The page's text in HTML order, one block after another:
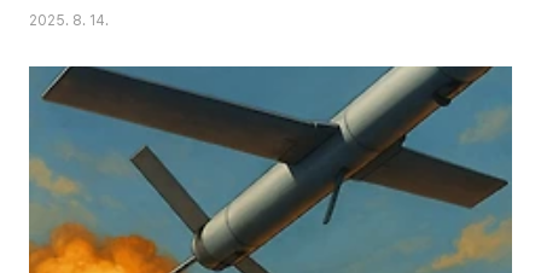
주요국의 관세 전쟁 현황, 여파로 불거진 경제·고용 통계 조작 논란까지 최신 뉴
라이나 해법 놓고 충돌로 급냉각트럼프, 러시아에 50일 내 휴전 시한 부여·관
세율 최대 100% 위협미중·미일·미러 간 무역전쟁 격화, 주요국 보복관세·공급
망 변화러·북 군사 동맹, 미러 협상의 추가 부담미국 내 고용 통계 조작 논란, 노
동통계국 고위층 대거 교체글로벌 통상 질서 재편·한국 포함 통상 리스크 확대
1. 트..
2025. 8. 14.